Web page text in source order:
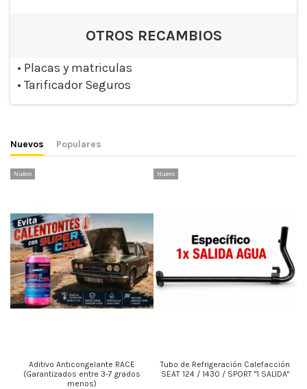
OTROS RECAMBIOS
• Placas y matriculas
• Tarificador Seguros
Nuevos Populares
Nuevo
Aditivo Anticongelante RACE
(Garantizados entre 3-7 grados
menos)
Nuevo
Tubo de Refrigeración Calefacción
SEAT 124 / 1430 / SPORT "1 SALIDA"